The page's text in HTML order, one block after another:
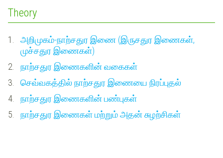
Theory
1.
அறிமுகம்-நாற்சதுர இணை (இருசதுர இணைகள்,
முச்சதுர இணைகள்)
2.
நாற்சதுர இணைகளின் வகைகள்
3.
செவ்வகத்தில் நாற்சதுர இணையை நிரப்புதல்
4.
நாற்சதுர இணைகளின் பண்புகள்
5.
நாற்சதுர இணைகள் மற்றும் அதன் சுழற்சிகள்